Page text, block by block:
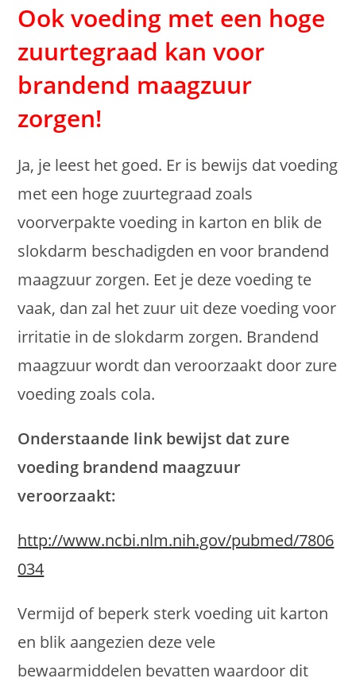
Ook voeding met een hoge
zuurtegraad kan voor
brandend maagzuur
zorgen!
Ja, je leest het goed. Er is bewijs dat voeding
met een hoge zuurtegraad zoals
voorverpakte voeding in karton en blik de
slokdarm beschadigden en voor brandend
maagzuur zorgen. Eet je deze voeding te
vaak, dan zal het zuur uit deze voeding voor
irritatie in de slokdarm zorgen. Brandend
maagzuur wordt dan veroorzaakt door zure
voeding zoals cola.
Onderstaande link bewijst dat zure
voeding brandend maagzuur
veroorzaakt:
http://www.ncbi.nlm.nih.gov/pubmed/7806
034
Vermijd of beperk sterk voeding uit karton
en blik aangezien deze vele
bewaarmiddelen bevatten waardoor dit